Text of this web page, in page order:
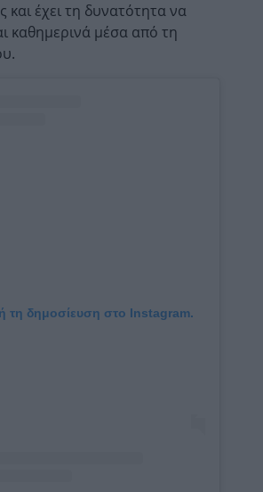
έχει τη δυνατότητα να
καθημερινά μέσα από τη
τη δημοσίευση στο Instagram.